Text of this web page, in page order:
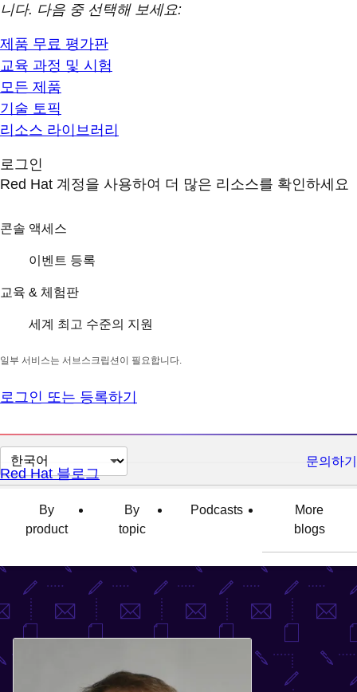
니다. 다음 중 선택해 보세요:
제품 무료 평가판
교육 과정 및 시험
모든 제품
기술 토픽
리소스 라이브러리
로그인
Red Hat 계정을 사용하여 더 많은 리소스를 확인하세요
콘솔 액세스
이벤트 등록
교육 & 체험판
세계 최고 수준의 지원
일부 서비스는 서브스크립션이 필요합니다.
로그인 또는 등록하기
페
이
변
문의하기
Red Hat 블로그
By
product
By
topic
Podcasts
More
blogs